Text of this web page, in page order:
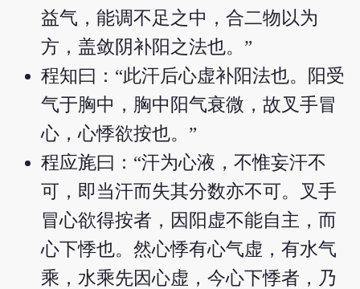
益气，能调不足之中，合二物以为
方，盖敛阴补阳之法也。”
程知曰：“此汗后心虚补阳法也。阳受
气于胸中，胸中阳气衰微，故叉手冒
心，心悸欲按也。”
程应旄曰：“汗为心液，不惟妄汗不
可，即当汗而失其分数亦不可。叉手
冒心欲得按者，因阳虚不能自主，而
心下悸也。然心悸有心气虚，有水气
乘，水乘先因心虚，今心下悸者，乃